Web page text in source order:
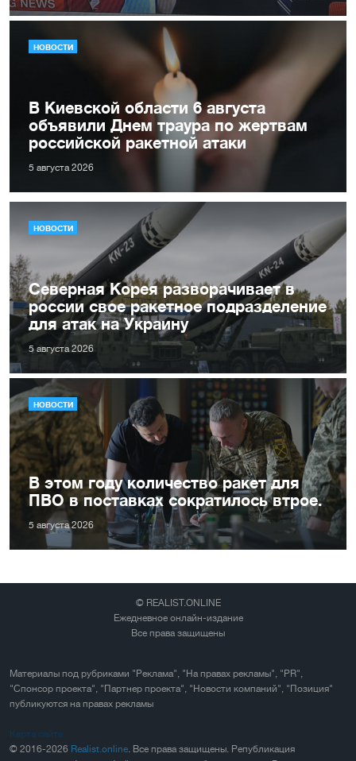
НОВОСТИ
В Киевской области 6 августа
объявили Днем траура по жертвам
российской ракетной атаки
5 августа 2026
НОВОСТИ
Северная Корея разворачивает в
россии свое ракетное подразделение
для атак на Украину
5 августа 2026
НОВОСТИ
В этом году количество ракет для
ПВО в поставках сократилось втрое.
5 августа 2026
© REALIST.ONLINE
Ежедневное онлайн-издание
Все права защищены
Материалы под рубриками "Реклама", "На правах рекламы", "PR",
"Спонсор проекта", "Партнер проекта", "Новости компаний", "Позиция"
публикуются на правах рекламы
Карта сайта
© 2016-2026 Realist.online. Все права защищены. Републикация